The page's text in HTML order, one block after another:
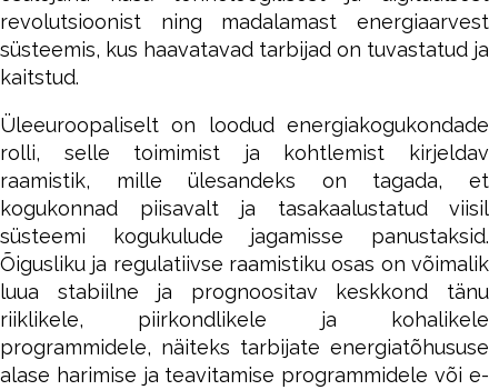
revolutsioonist ning madalamast energiaarvest
süsteemis, kus haavatavad tarbijad on tuvastatud ja
kaitstud.
Üleeuroopaliselt on loodud energiakogukondade
rolli, selle toimimist ja kohtlemist kirjeldav
raamistik, mille ülesandeks on tagada, et
kogukonnad piisavalt ja tasakaalustatud viisil
süsteemi kogukulude jagamisse panustaksid.
Õigusliku ja regulatiivse raamistiku osas on võimalik
luua stabiilne ja prognoositav keskkond tänu
riiklikele, piirkondlikele ja kohalikele
programmidele, näiteks tarbijate energiatõhususe
alase harimise ja teavitamise programmidele või e-